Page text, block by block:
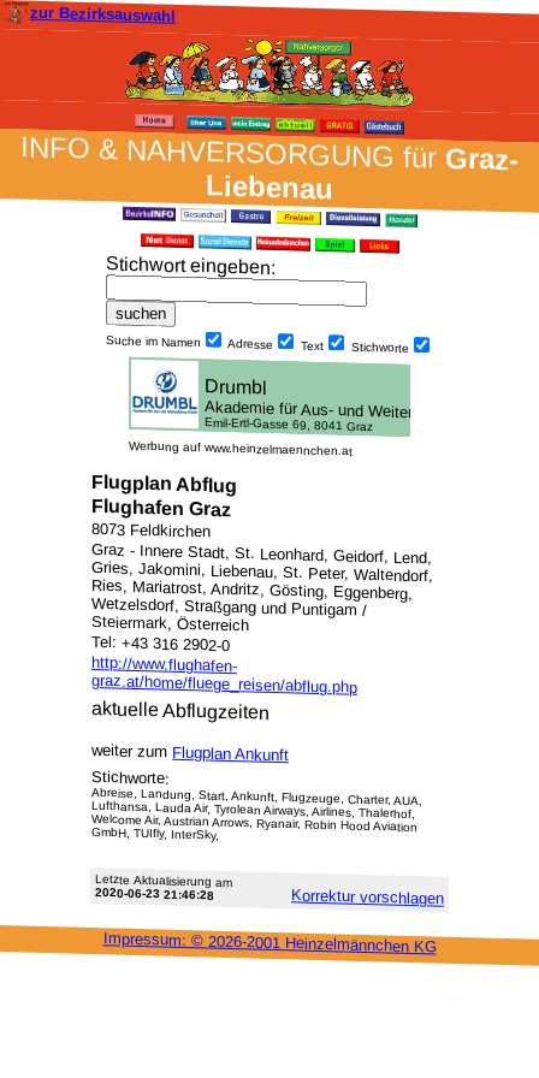
zur Bezirksauswahl
INFO & NAH­VER­SORG­UNG fürGraz-
Liebenau
Stich­wort ein­geben:
Suche im Namen Adresse Text Stich­worte
Werbung auf www.heinzelmaennchen.at
Flugplan Abflug
Flughafen Graz
8073 Feldkirchen
Graz - Innere Stadt, St. Leonhard, Geidorf, Lend,
Gries, Jakomini, Liebenau, St. Peter, Waltendorf,
Ries, Mariatrost, Andritz, Gösting, Eggenberg,
Wetzelsdorf, Straßgang und Puntigam /
Steiermark, Österreich
Tel: +43 316 2902-0
http://www.flughafen-
graz.at/home/fluege_reisen/abflug.php
aktuelle Abflugzeiten
weiter zum Flugplan Ankunft
Stichworte:
Abreise, Landung, Start, Ankunft, Flugzeuge, Charter, AUA,
Lufthansa, Lauda Air, Tyrolean Airways, Airlines, Thalerhof,
Welcome Air, Austrian Arrows, Ryanair, Robin Hood Aviation
GmbH, TUIfly, InterSky,
Letzte Aktu­alisie­rung am
2020-06-23 21:46:28 Korrektur vor­schlagen
Impressum: © 2026-2001 Heinzel­männchen KG